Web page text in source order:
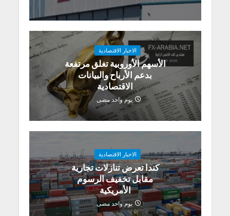
الاخبار الاقتصادية
الأسهم الأوروبية تغلق مرتفعة
بدعم الأرباح والبيانات
الاقتصادية
يوم واحد مضى
الاخبار الاقتصادية
كندا تعرض تنازلات تجارية
مقابل تخفيف الرسوم
الأمريكية
يوم واحد مضى